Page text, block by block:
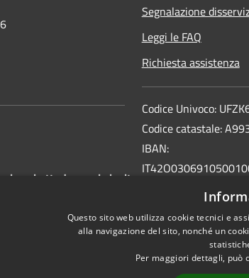
Segnalazione
Leggi le FAQ
Richiesta assistenza
Codice Univoco:
Codice catastale:
IBAN:
INTESA SAN PAOLO
Questo sito web utilizza cookie tecnici e
alla navigazione del sito, nonché un
Per maggiori dettagli, può